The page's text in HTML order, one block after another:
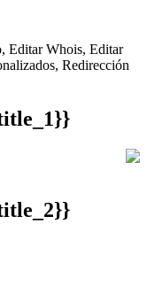
Editar Whois, Editar
Redirección
}}
}}